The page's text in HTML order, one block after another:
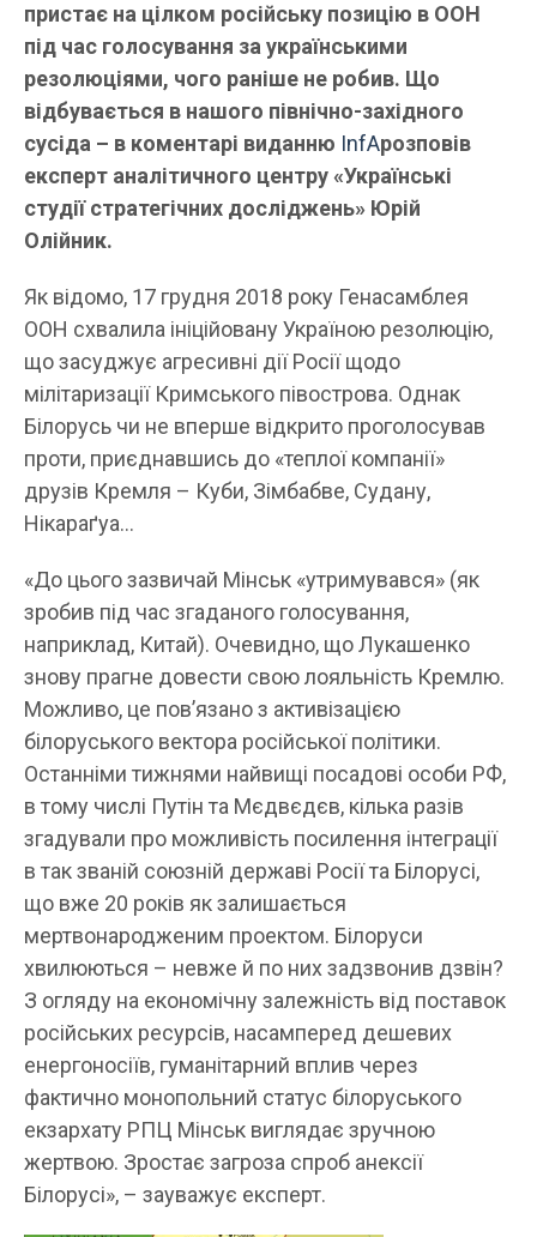
пристає на цілком російську позицію в ООН
під час голосування за українськими
резолюціями, чого раніше не робив. Що
відбувається в нашого північно-західного
сусіда – в коментарі виданню InfAрозповів
експерт аналітичного центру «Українські
студії стратегічних досліджень» Юрій
Олійник.
Як відомо, 17 грудня 2018 року Генасамблея
ООН схвалила ініційовану Україною резолюцію,
що засуджує агресивні дії Росії щодо
мілітаризації Кримського півострова. Однак
Білорусь чи не вперше відкрито проголосував
проти, приєднавшись до «теплої компанії»
друзів Кремля – Куби, Зімбабве, Судану,
Нікараґуа…
«До цього зазвичай Мінськ «утримувався» (як
зробив під час згаданого голосування,
наприклад, Китай). Очевидно, що Лукашенко
знову прагне довести свою лояльність Кремлю.
Можливо, це пов’язано з активізацією
білоруського вектора російської політики.
Останніми тижнями найвищі посадові особи РФ,
в тому числі Путін та Мєдвєдєв, кілька разів
згадували про можливість посилення інтеграції
в так званій союзній державі Росії та Білорусі,
що вже 20 років як залишається
мертвонародженим проектом. Білоруси
хвилюються – невже й по них задзвонив дзвін?
З огляду на економічну залежність від поставок
російських ресурсів, насамперед дешевих
енергоносіїв, гуманітарний вплив через
фактично монопольний статус білоруського
екзархату РПЦ Мінськ виглядає зручною
жертвою. Зростає загроза спроб анексії
Білорусі», – зауважує експерт.